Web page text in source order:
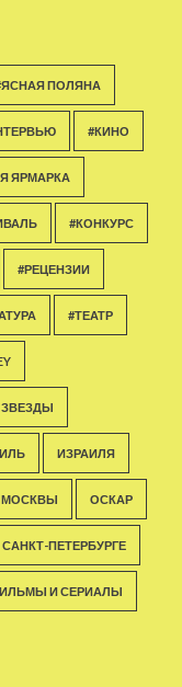
ПОЛЯНА
#КИНО
ЯРМАРКА
#КОНКУРС
#РЕЦЕНЗИИ
#ТЕАТР
ЗВЕЗДЫ
ИЗРАИЛЯ
МОСКВЫ ОСКАР
САНКТ-ПЕТЕРБУРГЕ
И СЕРИАЛЫ